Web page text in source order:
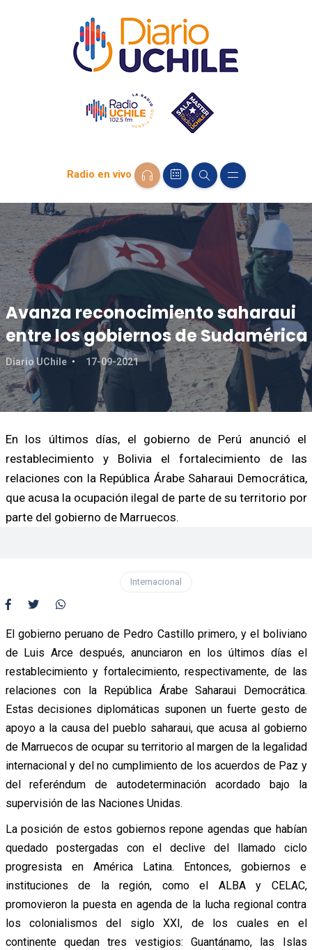
Radio en vivo
Avanza reconocimiento saharaui
entre los gobiernos de Sudamérica
Diario UChile 17-09-2021
En los últimos días, el gobierno de Perú anunció el
restablecimiento y Bolivia el fortalecimiento de las
relaciones con la República Árabe Saharaui Democrática,
que acusa la ocupación ilegal de parte de su territorio por
parte del gobierno de Marruecos.
Internacional
El gobierno peruano de Pedro Castillo primero, y el boliviano
de Luis Arce después, anunciaron en los últimos días el
restablecimiento y fortalecimiento, respectivamente, de las
relaciones con la República Árabe Saharaui Democrática.
Estas decisiones diplomáticas suponen un fuerte gesto de
apoyo a la causa del pueblo saharaui, que acusa al gobierno
de Marruecos de ocupar su territorio al margen de la legalidad
internacional y del no cumplimiento de los acuerdos de Paz y
del referéndum de autodeterminación acordado bajo la
supervisión de las Naciones Unidas.
La posición de estos gobiernos repone agendas que habían
quedado postergadas con el declive del llamado ciclo
progresista en América Latina. Entonces, gobiernos e
instituciones de la región, como el ALBA y CELAC,
promovieron la puesta en agenda de la lucha regional contra
los colonialismos del siglo XXI, de los cuales en el
continente quedan tres vestigios: Guantánamo, las Islas